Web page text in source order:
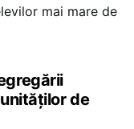
mai mare de
de